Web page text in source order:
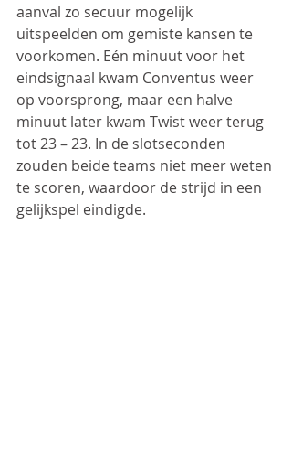
aanval zo secuur mogelijk
uitspeelden om gemiste kansen te
voorkomen. Eén minuut voor het
eindsignaal kwam Conventus weer
op voorsprong, maar een halve
minuut later kwam Twist weer terug
tot 23 – 23. In de slotseconden
zouden beide teams niet meer weten
te scoren, waardoor de strijd in een
gelijkspel eindigde.